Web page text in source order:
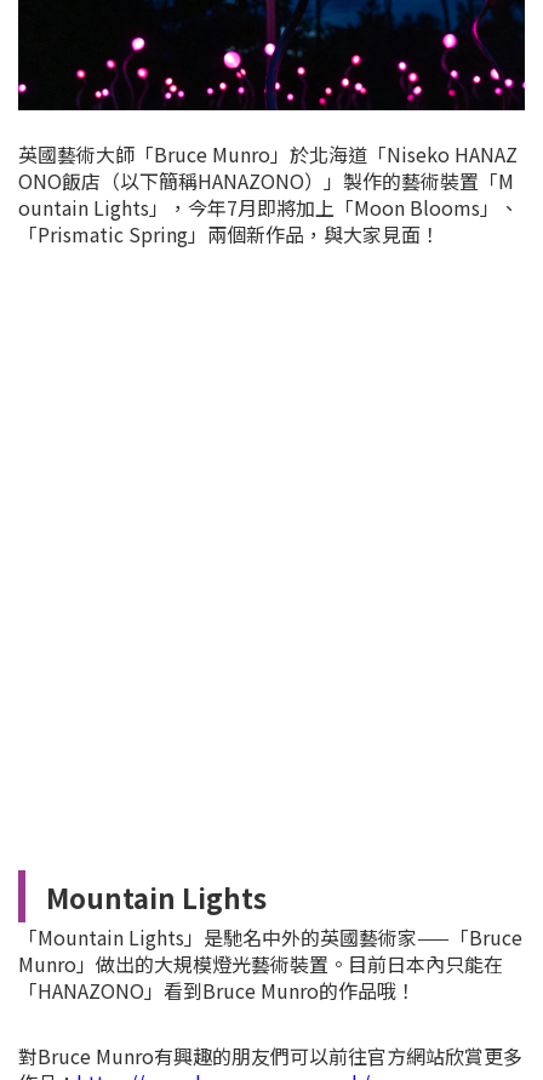
英國藝術大師「Bruce Munro」於北海道「Niseko HANAZ
ONO飯店（以下簡稱HANAZONO）」製作的藝術裝置「M
ountain Lights」，今年7月即將加上「Moon Blooms」、
「Prismatic Spring」兩個新作品，與大家見面！
Mountain Lights
「Mountain Lights」是馳名中外的英國藝術家——「Bruce
Munro」做出的大規模燈光藝術裝置。目前日本內只能在
「HANAZONO」看到Bruce Munro的作品哦！
對Bruce Munro有興趣的朋友們可以前往官方網站欣賞更多